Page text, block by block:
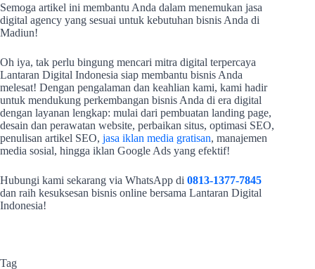
Semoga artikel ini membantu Anda dalam menemukan jasa
digital agency yang sesuai untuk kebutuhan bisnis Anda di
Madiun!
Oh iya, tak perlu bingung mencari mitra digital terpercaya
Lantaran Digital Indonesia siap membantu bisnis Anda
melesat! Dengan pengalaman dan keahlian kami, kami hadir
untuk mendukung perkembangan bisnis Anda di era digital
dengan layanan lengkap: mulai dari pembuatan landing page,
desain dan perawatan website, perbaikan situs, optimasi SEO,
penulisan artikel SEO, jasa iklan media gratisan, manajemen
media sosial, hingga iklan Google Ads yang efektif!
Hubungi kami sekarang via WhatsApp di 0813-1377-7845
dan raih kesuksesan bisnis online bersama Lantaran Digital
Indonesia!
Tag